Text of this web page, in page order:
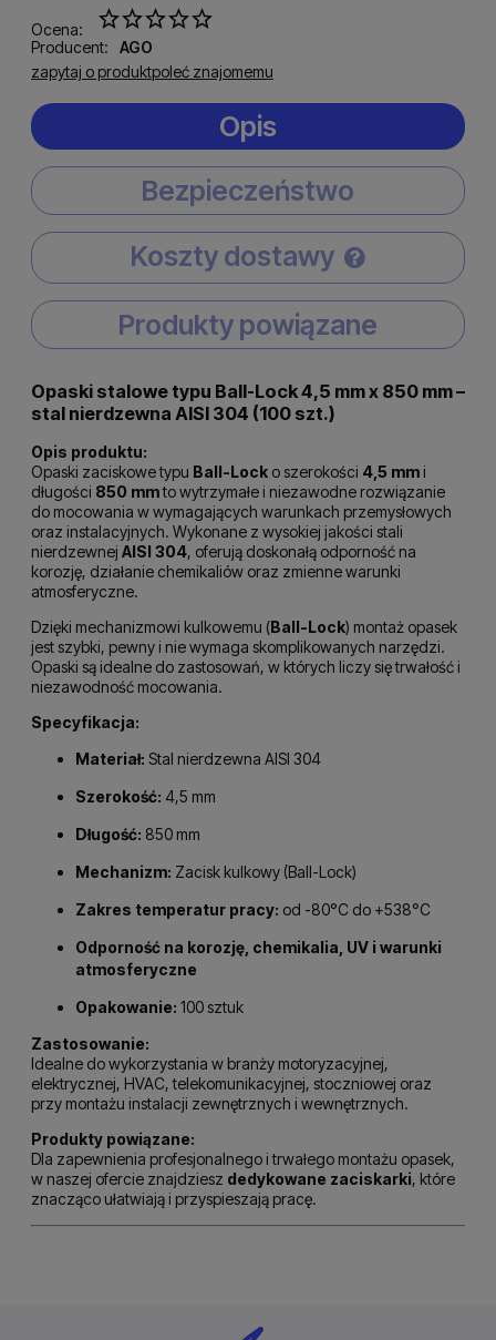
Ocena:
Producent:
AGO
zapytaj o produktpoleć znajomemu
Opis
Bezpieczeństwo
Koszty dostawy
Cena nie zawiera ewentualnych kosztów płatności
Produkty powiązane
Opaski stalowe typu Ball-Lock 4,5 mm x 850 mm –
stal nierdzewna AISI 304 (100 szt.)
Opis produktu:
Opaski zaciskowe typu Ball-Lock o szerokości 4,5 mm i
długości 850 mmto wytrzymałe i niezawodne rozwiązanie
do mocowania w wymagających warunkach przemysłowych
oraz instalacyjnych. Wykonane z wysokiej jakości stali
nierdzewnej AISI 304, oferują doskonałą odporność na
korozję, działanie chemikaliów oraz zmienne warunki
atmosferyczne.
Dzięki mechanizmowi kulkowemu (Ball-Lock) montaż opasek
jest szybki, pewny i nie wymaga skomplikowanych narzędzi.
Opaski są idealne do zastosowań, w których liczy się trwałość i
niezawodność mocowania.
Specyfikacja:
Materiał: Stal nierdzewna AISI 304
Szerokość: 4,5 mm
Długość: 850 mm
Mechanizm: Zacisk kulkowy (Ball-Lock)
Zakres temperatur pracy: od -80°C do +538°C
Odporność na korozję, chemikalia, UV i warunki
atmosferyczne
Opakowanie: 100 sztuk
Zastosowanie:
Idealne do wykorzystania w branży motoryzacyjnej,
elektrycznej, HVAC, telekomunikacyjnej, stoczniowej oraz
przy montażu instalacji zewnętrznych i wewnętrznych.
Produkty powiązane:
Dla zapewnienia profesjonalnego i trwałego montażu opasek,
w naszej ofercie znajdziesz dedykowane zaciskarki, które
znacząco ułatwiają i przyspieszają pracę.